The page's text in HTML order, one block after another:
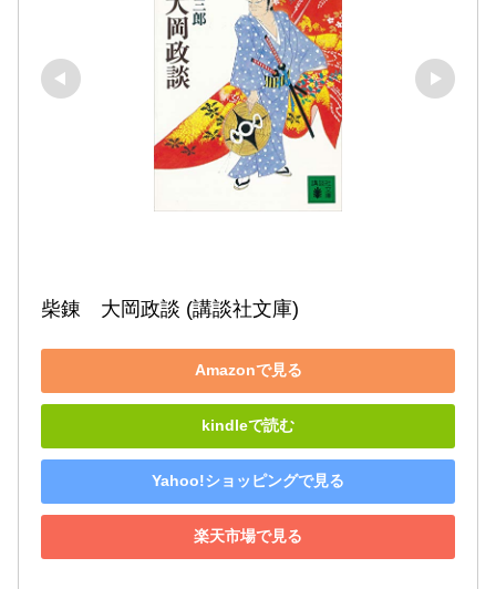
柴錬　大岡政談 (講談社文庫)
Amazonで見る
kindleで読む
Yahoo!ショッピングで見る
楽天市場で見る